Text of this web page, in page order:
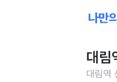
대림
대림역